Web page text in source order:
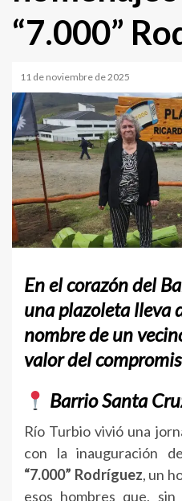
“7.000”
11 de noviembre de 2025
En el corazón del
una plazoleta lleva
nombre de un
valor del
Barrio Santa
Río Turbio vivió una
con la inauguración
“7.000” Rodríguez, un
esos hombres que, sin